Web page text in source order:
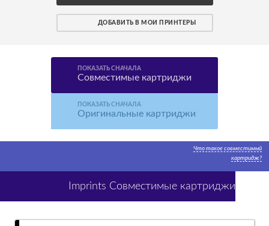
ДОБАВИТЬ В МОИ ПРИНТЕРЫ
ПОКАЗАТЬ СНАЧАЛА
Совместимые картриджи
ПОКАЗАТЬ СНАЧАЛА
Оригинальные картриджи
Что такое совместимый
картридж?
Imprints Совместимые картриджи